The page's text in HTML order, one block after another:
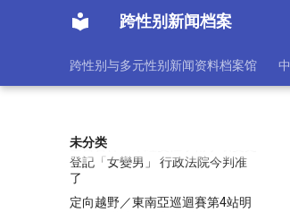
跨性别新闻档案
跨性别与多元性别新闻资料档案馆
未分类
天机胖妹和异装癖奶爸那些事儿
新约》
全台首件！未經變性手術爭取變更
登記「女變男」 行政法院今判准
了
定向越野／東南亞巡迴賽第4站明